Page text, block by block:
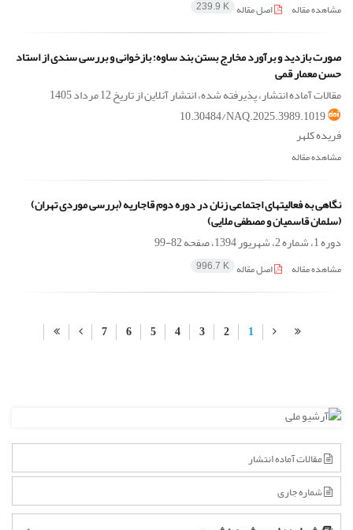
مشاهده مقاله اصل مقاله 239.9 K
صورت بازدید و برآورد مخارج بستن بند ساوه؛ بازخوانی و بررسی سندی از استاد
حسن معمار قمی
مقالات آماده انتشار، پذیرفته شده، انتشار آنلاین از تاریخ12 مرداد 1405
10.30484/NAQ.2025.3989.1019
فریده کلهر
مشاهده مقاله
نگاهی به فعالیتهای اجتماعی زنان در دوره دوم قاجاریه (بررسی موردی تهران)
(سلمان قاسمیان و مصطفی ملایی)
دوره 1، شماره 2، شهریور 1394، صفحه
82-99
مشاهده مقاله اصل مقاله 996.7 K
1
2
3
4
5
6
7
مقالات آماده انتشار
شماره جاری